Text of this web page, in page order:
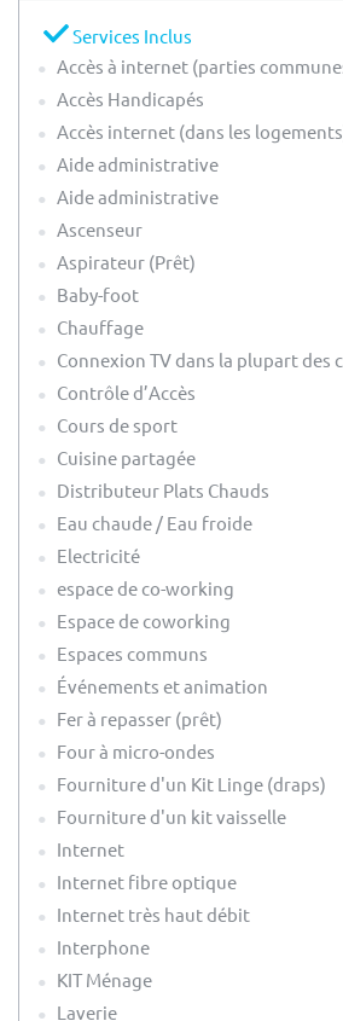
Services Inclus
Accès à internet (parties
Accès Handicapés
Accès internet (dans les
Aide administrative
Aide administrative
Ascenseur
Aspirateur (Prêt)
Baby-foot
Chauffage
Connexion TV dans la plupart des
Contrôle d’Accès
Cours de sport
Cuisine partagée
Distributeur Plats Chauds
Eau chaude / Eau froide
Electricité
espace de co-working
Espace de coworking
Espaces communs
Événements et animation
Fer à repasser (prêt)
Four à micro-ondes
Fourniture d'un Kit Linge (draps)
Fourniture d'un kit vaisselle
Internet
Internet fibre optique
Internet très haut débit
Interphone
KIT Ménage
Laverie